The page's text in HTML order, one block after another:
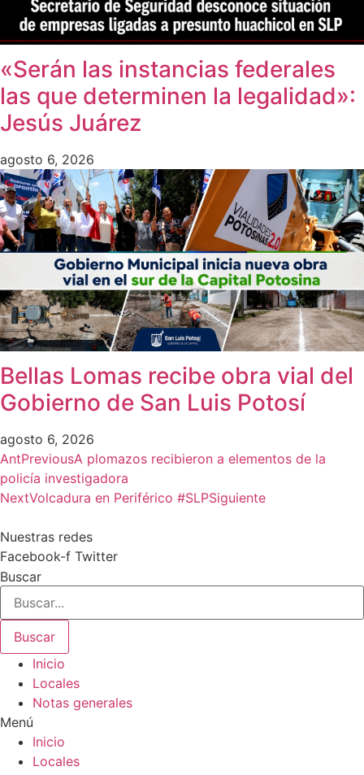
«Serán las instancias federales
las que determinen la legalidad»:
Jesús Juárez
agosto 6, 2026
Bellas Lomas recibe obra vial del
Gobierno de San Luis Potosí
agosto 6, 2026
AntPreviousA plomazos recibieron a elementos de la
policía investigadora
NextVolcadura en Periférico #SLPSiguiente
Nuestras redes
Facebook-f Twitter
Buscar
Buscar
Inicio
Locales
Notas generales
Menú
Inicio
Locales